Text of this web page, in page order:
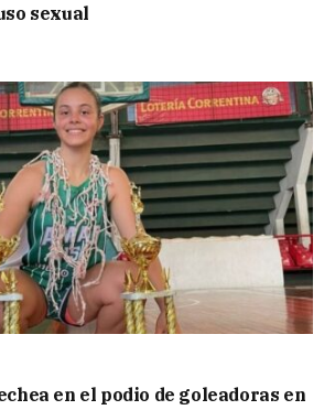
sexual
en el podio de goleadoras en